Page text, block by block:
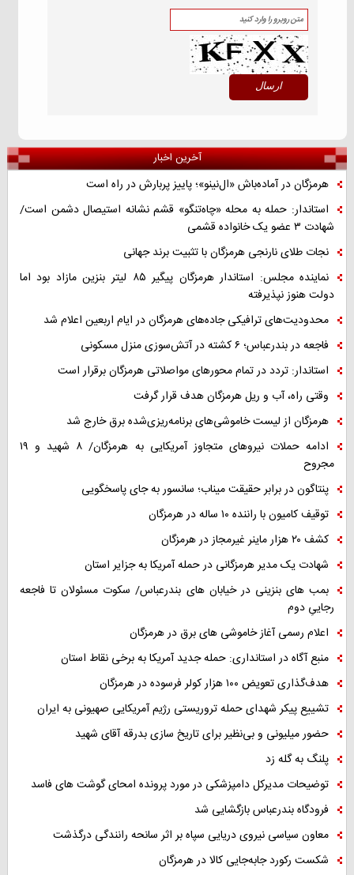
آخرین اخبار
هرمزگان در آماده‌باش «ال‌نینو»؛ پاییز پربارش در راه است
استاندار: حمله به محله «چاه‌تنگو» قشم نشانه استیصال دشمن است/
شهادت ۳ عضو یک خانواده قشمی
نجات طلای نارنجی هرمزگان با تثبیت برند جهانی
نماینده مجلس: استاندار هرمزگان پیگیر ۸۵ لیتر بنزین مازاد بود اما
دولت هنوز نپذیرفته
محدودیت‌های ترافیکی جاده‌های هرمزگان در ایام اربعین اعلام شد
فاجعه در بندرعباس؛ ۶ کشته در آتش‌سوزی منزل مسکونی
استاندار: تردد در تمام محورهای مواصلاتی هرمزگان برقرار است
وقتی راه، آب و ریل هرمزگان هدف قرار گرفت
هرمزگان از لیست خاموشی‌های برنامه‌ریزی‌شده برق خارج شد
ادامه حملات نیروهای متجاوز آمریکایی به هرمزگان/ ۸ شهید و ۱۹
مجروح
پنتاگون در برابر حقیقت میناب؛ سانسور به جای پاسخگویی
توقیف کامیون با راننده ۱۰ ساله در هرمزگان
کشف ۲۰ هزار ماینر غیرمجاز در هرمزگان
شهادت یک مدیر هرمزگانی در حمله آمریکا به جزایر استان
بمب های بنزینی در خیابان های بندرعباس/ سکوت مسئولان تا فاجعه
رجاییِ دوم
اعلام رسمی آغاز خاموشی های برق در هرمزگان
منبع آگاه در استانداری: حمله جدید آمریکا به برخی نقاط استان
هدف‌گذاری تعویض ۱۰۰ هزار کولر فرسوده در هرمزگان
تشییع پیکر شهدای حمله تروریستی رژیم آمریکایی صهیونی به ایران
حضور میلیونی و بی‌نظیر برای تاریخ سازی بدرقه آقای شهید
پلنگ به گله زد
توضیحات مدیرکل دامپزشکی در مورد پرونده امحای گوشت های فاسد
فرودگاه بندرعباس بازگشایی شد
معاون سیاسی نیروی دریایی سپاه بر اثر سانحه رانندگی درگذشت
شکست رکورد جابه‌جایی کالا در هرمزگان